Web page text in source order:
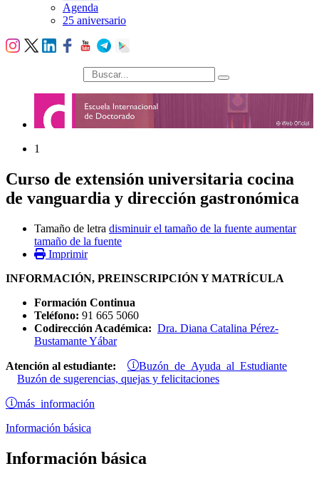
Agenda
25 aniversario
búsqueda
1
Curso de extensión universitaria cocina
de vanguardia y dirección gastronómica
Tamaño de letra disminuir el tamaño de la fuente aumentar
tamaño de la fuente
Imprimir
INFORMACIÓN, PREINSCRIPCIÓN Y MATRÍCULA
Formación Continua
Teléfono: 91 665 5060
Codirección Académica: Dra. Diana Catalina Pérez-
Bustamante Yábar
Atención al estudiante: Buzón de Ayuda al Estudiante
Buzón de sugerencias, quejas y felicitaciones
más información
Información básica
Información básica